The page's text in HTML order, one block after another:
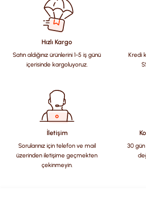
konularda yetersiz gördüğünüz
kullanarak tarafımıza iletebilirsiniz.
Görüş ve önerileriniz için teşekkür ederiz.
Ürün resmi kalitesiz, bozuk veya
Ürün açıklamasında eksik bilgiler
Ürün bilgilerinde hatalar bulunuyor.
Ürün fiyatı diğer sitelerden daha pahalı.
Bu ürüne benzer farklı alternatifler olmalı.
Hızlı Kargo
Satın aldığınız ürünlerini 1-5 iş günü
içerisinde kargoluyoruz.
Kredi
İletişim
Sorularınız için telefon ve mail
üzerinden iletişime geçmekten
çekinmeyin.
30